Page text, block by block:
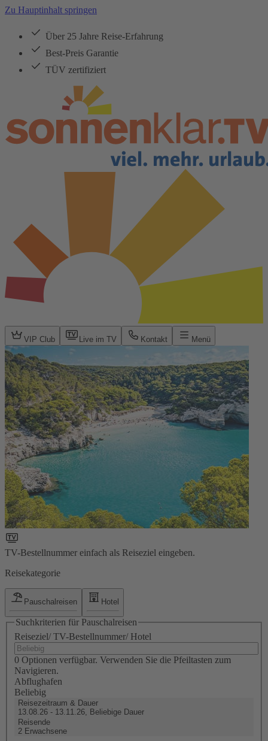
Zu Hauptinhalt springen
Über 25 Jahre Reise-Erfahrung
Best-Preis Garantie
TÜV zertifiziert
VIP Club Live im TV Kontakt Menü
TV-Bestellnummer einfach als Reiseziel eingeben.
Reisekategorie
Pauschalreisen Hotel
Suchkriterien für Pauschalreisen
Reiseziel/ TV-Bestellnummer/ Hotel
0 Optionen verfügbar. Verwenden Sie die Pfeiltasten zum
Navigieren.
Abflughafen
Beliebig
Reisezeitraum & Dauer
13.08.26 - 13.11.26, Beliebige Dauer
Reisende
2 Erwachsene